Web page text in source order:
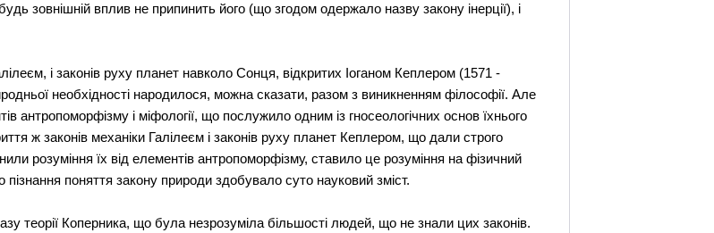
зовнішній вплив не припинить його (що згодом одержало назву закону інерції), і
і законів руху планет навколо Сонця, відкритих Іоганом Кеплером (1571 -
необхідності народилося, можна сказати, разом з виникненням філософії. Але
антропоморфізму і міфології, що послужило одним із гносеологічних основ їхнього
ж законів механіки Галілеєм і законів руху планет Кеплером, що дали строго
розуміння їх від елементів антропоморфізму, ставило це розуміння на фізичний
поняття закону природи здобувало суто науковий зміст.
теорії Коперника, що була незрозуміла більшості людей, що не знали цих законів.